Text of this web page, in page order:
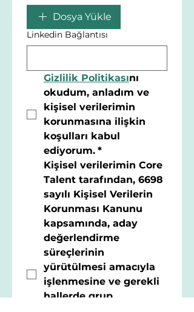
Dosya Yükle
Linkedin Bağlantısı
Gizlilik Politikasını
okudum, anladım ve
kişisel verilerimin
korunmasına ilişkin
koşulları kabul
ediyorum. *
Kişisel verilerimin Core
Talent tarafından, 6698
sayılı Kişisel Verilerin
Korunması Kanunu
kapsamında, aday
değerlendirme
süreçlerinin
yürütülmesi amacıyla
işlenmesine ve gerekli
hallerde grup